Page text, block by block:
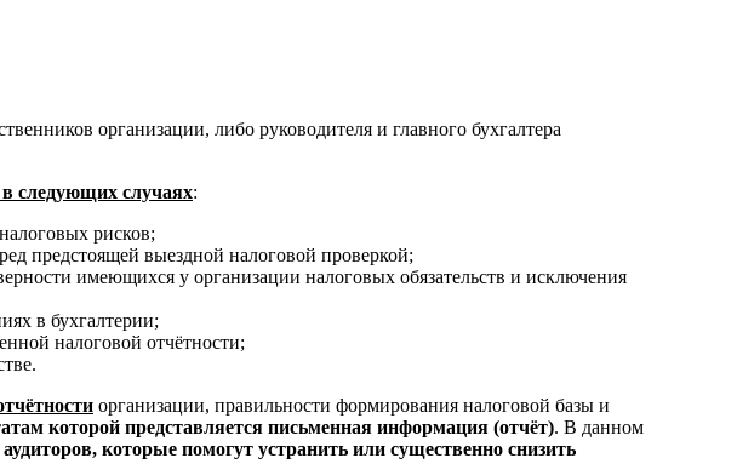
организации, либо руководителя и главного бухгалтера
следующих случаях:
рисков;
предстоящей выездной налоговой проверкой;
имеющихся у организации налоговых обязательств и исключения
в бухгалтерии;
налоговой отчётности;
организации, правильности формирования налоговой базы и
которой представляется письменная информация (отчёт). В данном
которые помогут устранить или существенно снизить